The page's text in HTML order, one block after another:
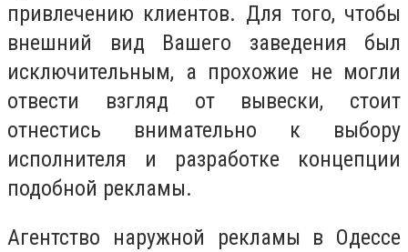
привлечению клиентов. Для того, чтобы
внешний вид Вашего заведения был
исключительным, а прохожие не могли
отвести взгляд от вывески, стоит
отнестись внимательно к выбору
исполнителя и разработке концепции
подобной рекламы.
Агентство наружной рекламы в Одессе